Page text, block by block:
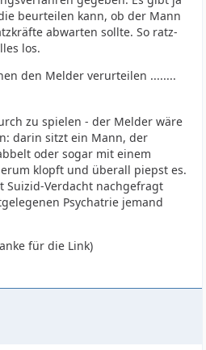
beurteilen kann, ob der Mann
abwarten sollte. So ratz-
los.
den Melder verurteilen ........
zu spielen - der Melder wäre
darin sitzt ein Mann, der
oder sogar mit einem
klopft und überall piepst es.
Suizid-Verdacht nachgefragt
Psychatrie jemand
für die Link)